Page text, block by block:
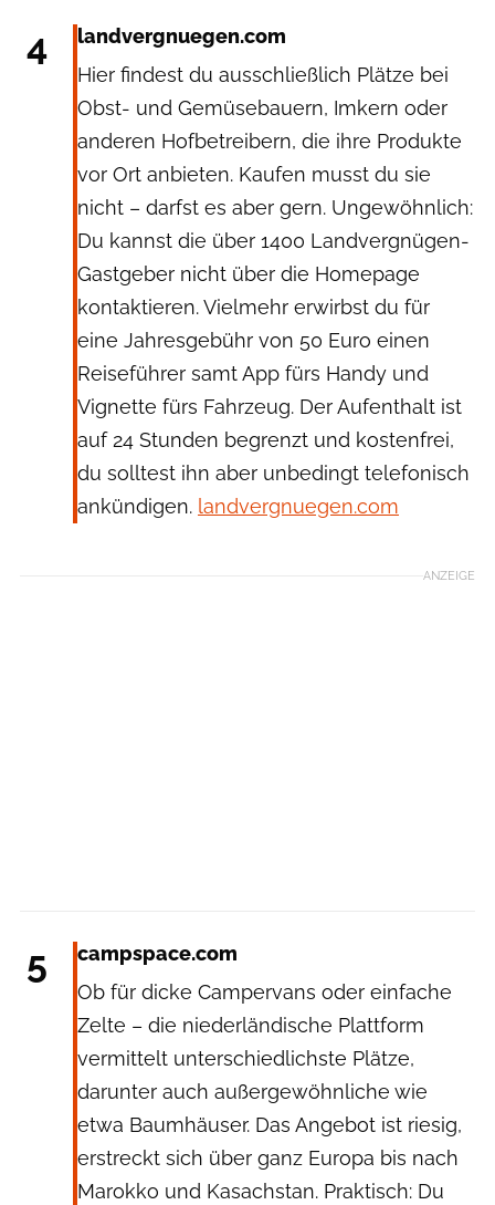
4
landvergnuegen.com
Hier findest du ausschließlich Plätze bei
Obst- und Gemüsebauern, Imkern oder
anderen Hofbetreibern, die ihre Produkte
vor Ort anbieten. Kaufen musst du sie
nicht – darfst es aber gern. Ungewöhnlich:
Du kannst die über 1400 Landvergnügen-
Gastgeber nicht über die Homepage
kontaktieren. Vielmehr erwirbst du für
eine Jahresgebühr von 50 Euro einen
Reiseführer samt App fürs Handy und
Vignette fürs Fahrzeug. Der Aufenthalt ist
auf 24 Stunden begrenzt und kostenfrei,
du solltest ihn aber unbedingt telefonisch
ankündigen. landvergnuegen.com
ANZEIGE
5
campspace.com
Ob für dicke Campervans oder einfache
Zelte – die niederländische Plattform
vermittelt unterschiedlichste Plätze,
darunter auch außergewöhnliche wie
etwa Baumhäuser. Das Angebot ist riesig,
erstreckt sich über ganz Europa bis nach
Marokko und Kasachstan. Praktisch: Du